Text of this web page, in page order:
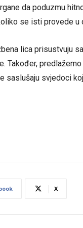
da poduzmu
se isti provede u
lica prisustvuju
Također,
saslušaju svjedoci
X